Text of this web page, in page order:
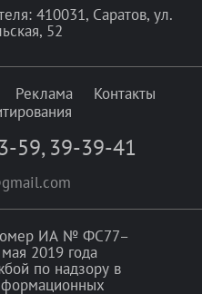
410031, Саратов, ул.
52
Реклама
Контакты
59, 39-39-41
ИА № ФС77–
2019 года
по надзору в